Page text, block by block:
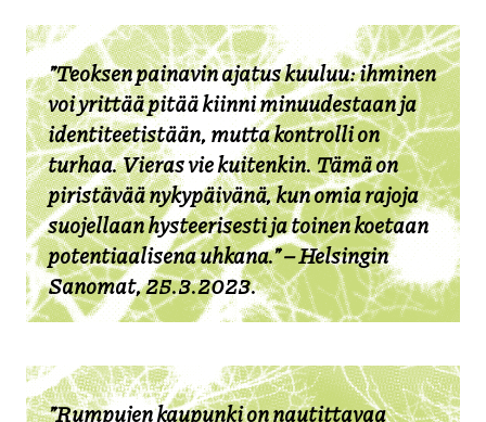
”Teoksen painavin ajatus kuuluu: ihminen
voi yrittää pitää kiinni minuudestaan ja
identiteetistään, mutta kontrolli on
turhaa. Vieras vie kuitenkin. Tämä on
piristävää nykypäivänä, kun omia rajoja
suojellaan hysteerisesti ja toinen koetaan
potentiaalisena uhkana.” – Helsingin
Sanomat, 25.3.2023.
”Rumpujen kaupunki on nautittavaa